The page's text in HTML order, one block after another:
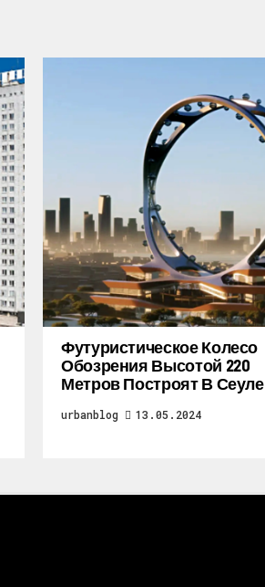
Футуристическое Колесо
Обозрения Высотой 220
Метров Построят В Сеуле
urbanblog 13.05.2024